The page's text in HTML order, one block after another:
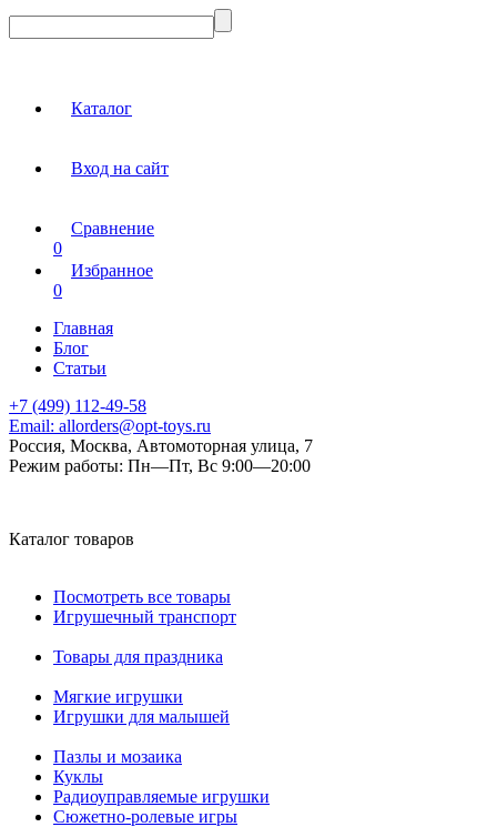
Каталог
Вход на сайт
Сравнение
0
Избранное
0
Главная
Блог
Статьи
+7 (499) 112-49-58
Email: allorders@opt-toys.ru
Россия, Москва, Автомоторная улица, 7
Режим работы: Пн—Пт, Вс 9:00—20:00
Каталог товаров
Посмотреть все товары
Игрушечный транспорт
Товары для праздника
Мягкие игрушки
Игрушки для малышей
Пазлы и мозаика
Куклы
Радиоуправляемые игрушки
Сюжетно-ролевые игры